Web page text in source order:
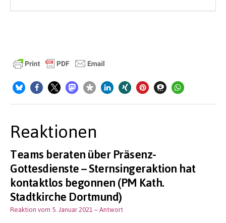
Reaktionen
Teams beraten über Präsenz-
Gottesdienste – Sternsingeraktion hat
kontaktlos begonnen (PM Kath.
Stadtkirche Dortmund)
Reaktion vom 5. Januar 2021 – Antwort